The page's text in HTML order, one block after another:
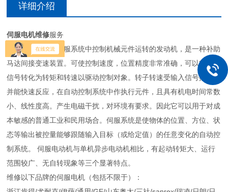
详细介绍
伺服电机维修服务
伺服电机是指在伺服系统中控制机械元件运转的发动机，是一种补助
马达间接变速装置。可使控制速度，位置精度非常准确，可以将电压
信号转化为转矩和转速以驱动控制对象。转子转速受输入信号控制，
并能快速反应，在自动控制系统中作执行元件，且具有机电时间常数
小、线性度高。产生电磁干扰，对环境有要求。因此它可以用于对成
本敏感的普通工业和民用场合。伺服系统是使物体的位置、方位、状
态等输出被控量能够跟随输入目标（或给定值）的任意变化的自动控
制系统。 伺服电动机与单机异步电动机相比，有起动转矩大、运行
范围较广、无自转现象等三个显著特点。
维修以下品牌的伺服电机（包括不限于）：